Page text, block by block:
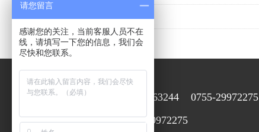
售前在线咨询： 15920063244 0755-29972275
售后咨询服务：0755-29972275
请您留言
感谢您的关注，当前客服人员不在
线，请填写一下您的信息，我们会
尽快和您联系。